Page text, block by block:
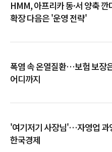
HMM, 아프리카 동·서 양축
확장 다음은 '운영 전략'
폭염 속 온열질환…보험 보장
어디까지
'여기저기 사장님'…자영업 과
한국경제